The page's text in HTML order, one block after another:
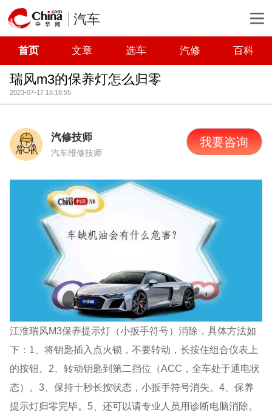
汽车
首页 文章 选车 汽修 百科
瑞风m3的保养灯怎么归零
2023-07-17 16:18:55
汽修技师
汽车维修技师
我要咨询
江淮瑞风M3保养提示灯（小扳手符号）消除，具体方法如
下：1、将钥匙插入点火锁，不要转动，长按住组合仪表上
的按钮。2、转动钥匙到第二挡位（ACC，全车处于通电状
态）。3、保持十秒长按状态，小扳手符号消失。4、保养
提示灯归零完毕。5、还可以请专业人员用诊断电脑消除。